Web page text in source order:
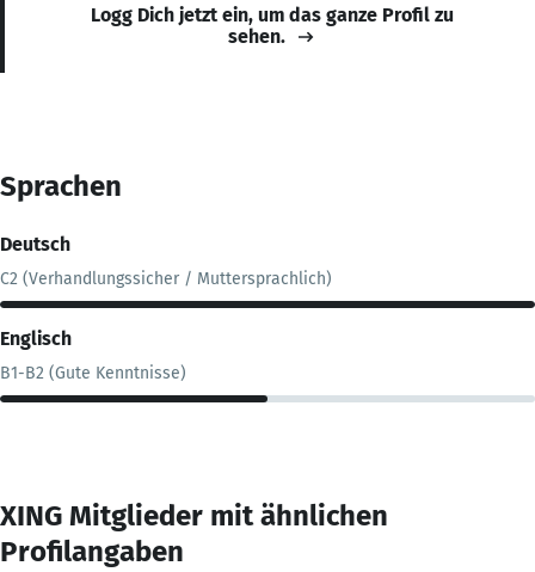
Logg Dich jetzt ein, um das ganze Profil zu
sehen.
Sprachen
Deutsch
C2 (Verhandlungssicher / Muttersprachlich)
Englisch
B1-B2 (Gute Kenntnisse)
XING Mitglieder mit ähnlichen
Profilangaben